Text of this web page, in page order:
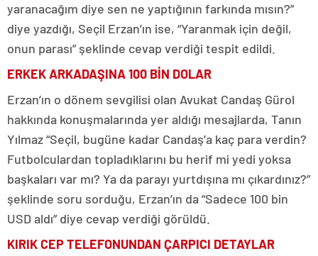
yaranacağım diye sen ne yaptığının farkında mısın?”
diye yazdığı, Seçil Erzan’ın ise, “Yaranmak için değil,
onun parası” şeklinde cevap verdiği tespit edildi.
ERKEK ARKADAŞINA 100 BİN DOLAR
Erzan’ın o dönem sevgilisi olan Avukat Candaş Gürol
hakkında konuşmalarında yer aldığı mesajlarda, Tanın
Yılmaz “Seçil, bugüne kadar Candaş’a kaç para verdin?
Futbolculardan topladıklarını bu herif mi yedi yoksa
başkaları var mı? Ya da parayı yurtdışına mı çıkardınız?”
şeklinde soru sorduğu, Erzan’ın da “Sadece 100 bin
USD aldı” diye cevap verdiği görüldü.
KIRIK CEP TELEFONUNDAN ÇARPICI DETAYLAR